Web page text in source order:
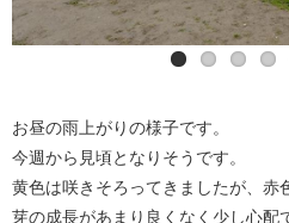
お昼の雨上がりの様子です。
今週から見頃となりそうです。
黄色は咲きそろってきましたが、赤
芽の成長があまり良くなく少し心配